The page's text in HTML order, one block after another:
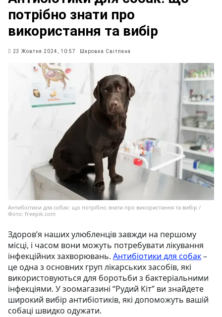
потрібно знати про
використання та вибір
23 Жовтня 2024, 10:57 Шаровка Світлана
Антибіотики для собак: що потрібно знати про використання та вибір /
Фото: freepik.com
Здоров’я наших улюбленців завжди на першому
місці, і часом вони можуть потребувати лікування
інфекційних захворювань. Антибіотики для собак–
це одна з основних груп лікарських засобів, які
використовуються для боротьби з бактеріальними
інфекціями. У зоомагазині “Рудий Кіт” ви знайдете
широкий вибір антибіотиків, які допоможуть вашій
собаці швидко одужати.